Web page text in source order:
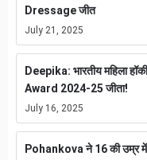
Dressage जीत
July 21, 2025
Deepika: भारतीय महिला
Award 2024-25 जीता!
July 16, 2025
Pohankova ने 16 की उम्र